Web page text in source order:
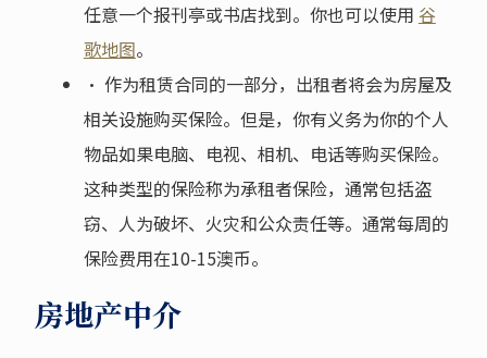
任意一个报刊亭或书店找到。你也可以使用 谷
歌地图。
• 作为租赁合同的一部分，出租者将会为房屋及
相关设施购买保险。但是，你有义务为你的个人
物品如果电脑、电视、相机、电话等购买保险。
这种类型的保险称为承租者保险，通常包括盗
窃、人为破坏、火灾和公众责任等。通常每周的
保险费用在10-15澳币。
房地产中介